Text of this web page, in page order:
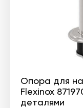
Опора для
Flexinox
деталями